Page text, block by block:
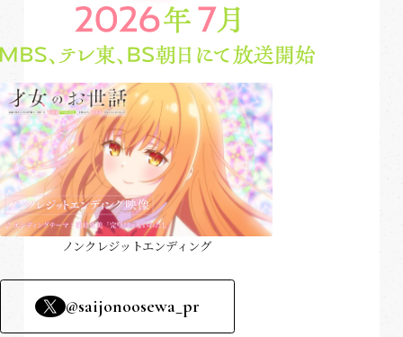
GOODS
Blu-ray
PACKAGE
@saijonoosewa_pr
ノンクレジットエンディング
@saijonoosewa_pr